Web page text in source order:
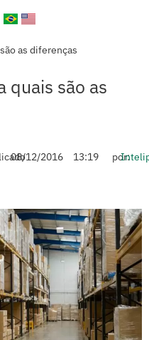
as diferenças
quais são as
08/12/2016 13:19 por: